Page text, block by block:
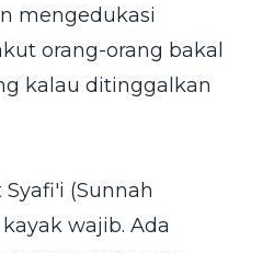
mengedukasi
orang-orang bakal
kalau ditinggalkan
(Sunnah
wajib. Ada